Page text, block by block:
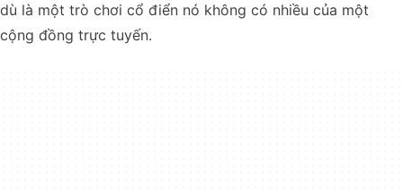
dù là một trò chơi cổ điển nó không có nhiều của một
cộng đồng trực tuyến.